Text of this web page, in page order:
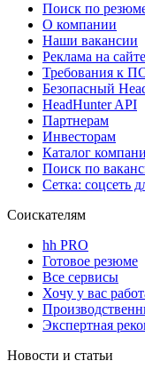
Поиск по
О компании
Наши вакансии
Реклама на сайте
Требования к
Безопасный
HeadHunter API
Партнерам
Инвесторам
Каталог
Поиск по
Сетка: соцсеть
Соискателям
hh PRO
Готовое резюме
Все сервисы
Хочу у вас
Экспертная
Новости и статьи